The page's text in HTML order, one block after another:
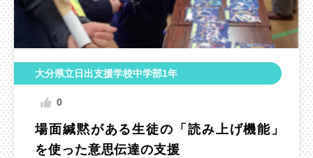
大分県立日出支援学校中学部1年
0
場面緘黙がある生徒の「読み上げ機能」
を使った意思伝達の支援